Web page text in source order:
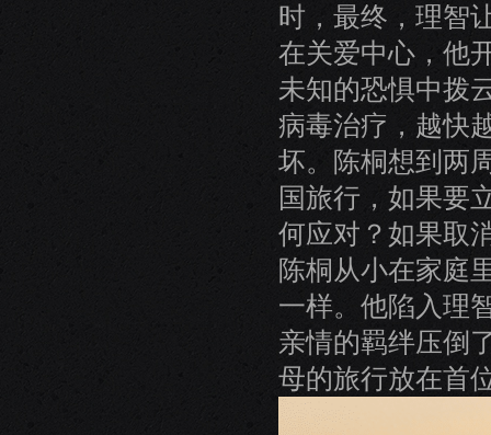
时，最终，理智
在关爱中心，他
未知的恐惧中拨
病毒治疗，越快
坏。陈桐想到两
国旅行，如果要
何应对？如果取
陈桐从小在家庭
一样。他陷入理
亲情的羁绊压倒
母的旅行放在首